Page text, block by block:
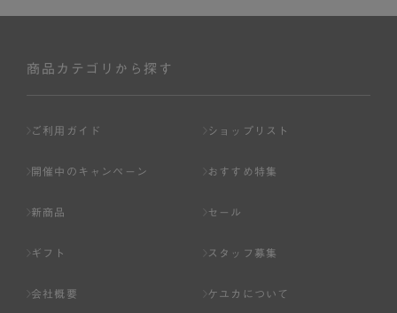
商品カテゴリから探す
ご利用ガイド ショップリスト
開催中のキャンペーン おすすめ特集
新商品 セール
ギフト スタッフ募集
会社概要 ケユカについて